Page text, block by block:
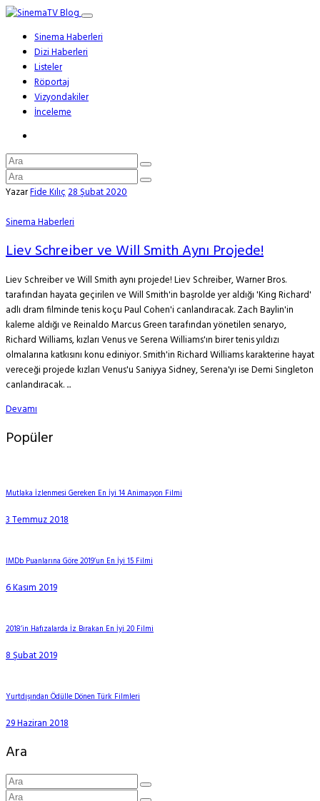
Sinema Haberleri
Dizi Haberleri
Listeler
Röportaj
Vizyondakiler
İnceleme
YazarFide Kılıç28 Şubat 2020
Sinema Haberleri
Liev Schreiber ve Will Smith Aynı Projede!
Liev Schreiber ve Will Smith aynı projede! Liev Schreiber, Warner Bros.
tarafından hayata geçirilen ve Will Smith'in başrolde yer aldığı 'King Richard'
adlı dram filminde tenis koçu Paul Cohen'i canlandıracak. Zach Baylin'in
kaleme aldığı ve Reinaldo Marcus Green tarafından yönetilen senaryo,
Richard Williams, kızları Venus ve Serena Williams'ın birer tenis yıldızı
olmalarına katkısını konu ediniyor. Smith'in Richard Williams karakterine hayat
vereceği projede kızları Venus'u Saniyya Sidney, Serena'yı ise Demi Singleton
canlandıracak. ...
Devamı
Popüler
Mutlaka İzlenmesi Gereken En İyi 14 Animasyon Filmi
3 Temmuz 2018
IMDb Puanlarına Göre 2019’un En İyi 15 Filmi
6 Kasım 2019
2018’in Hafızalarda İz Bırakan En İyi 20 Filmi
8 Şubat 2019
Yurtdışından Ödülle Dönen Türk Filmleri
29 Haziran 2018
Ara